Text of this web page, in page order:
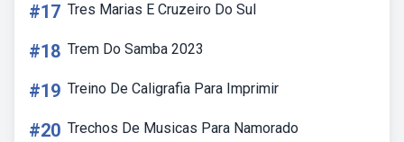
#17 Tres Marias E Cruzeiro Do Sul
#18 Trem Do Samba 2023
#19 Treino De Caligrafia Para Imprimir
#20 Trechos De Musicas Para Namorado